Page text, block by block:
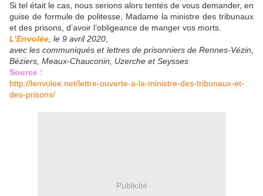
Si tel était le cas, nous serions alors tentés de vous demander, en
guise de formule de politesse, Madame la ministre des tribunaux
et des prisons, d’avoir l’obligeance de manger vos morts.
L’Envolée , le 9 avril 2020
avec les communiqués et lettres de prisonniers de Rennes-Vézin,
Béziers, Meaux-Chauconin, Uzerche et Seysses
Source :
http://lenvolee.net/lettre-ouverte-a-la-ministre-des-tribunaux-et-
des-prisons/
Publicité